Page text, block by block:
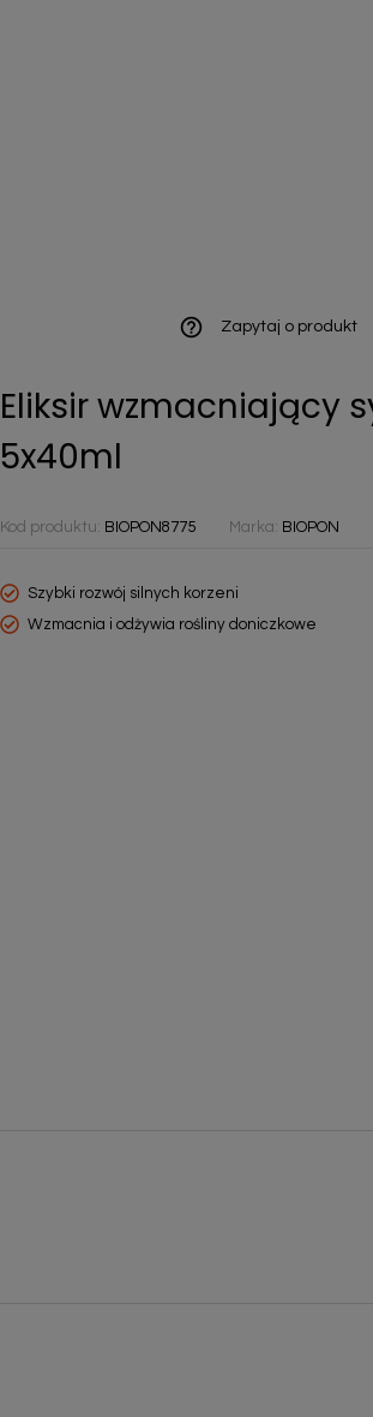
help_outline Zapytaj o produkt
Eliksir wzmacniający
5x40ml
Kod produktu: BIOPON8775 Marka: BIOPON
Szybki rozwój silnych korzeni
Wzmacnia i odżywia rośliny doniczkowe